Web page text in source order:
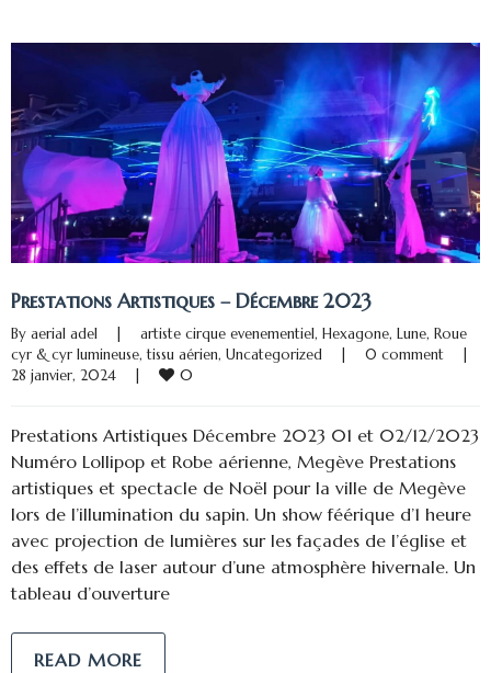
Prestations Artistiques – Décembre 2023
By aerial adel artiste cirque evenementiel, Hexagone, Lune, Roue
cyr & cyr lumineuse, tissu aérien, Uncategorized 0 comment
28 janvier, 2024
0
Prestations Artistiques Décembre 2023 01 et 02/12/2023
Numéro Lollipop et Robe aérienne, Megève Prestations
artistiques et spectacle de Noël pour la ville de Megève
lors de l’illumination du sapin. Un show féérique d’1 heure
avec projection de lumières sur les façades de l’église et
des effets de laser autour d’une atmosphère hivernale. Un
tableau d’ouverture
READ MORE